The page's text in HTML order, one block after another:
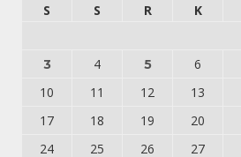
S
S R K
3 4 5 6
10
11 12 13
17
18 19 20
24
25 26 27